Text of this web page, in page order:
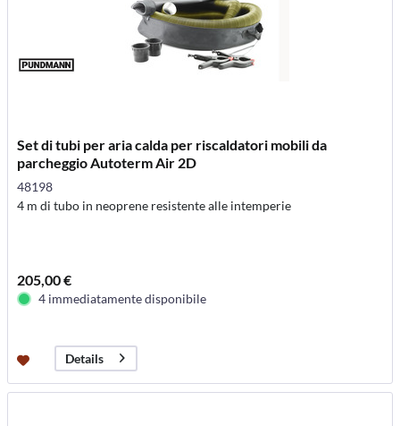
Set di tubi per aria calda per riscaldatori mobili da
parcheggio Autoterm Air 2D
48198
4 m di tubo in neoprene resistente alle intemperie
205,00 €
4 immediatamente disponibile
Details